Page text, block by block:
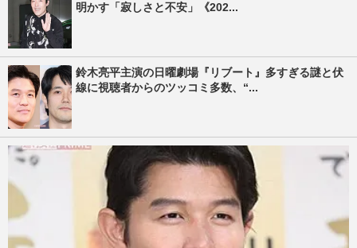
明かす「寂しさと不安」《202...
鈴木亮平主演の日曜劇場『リブート』多すぎる謎と伏
線に視聴者からのツッコミ多数、“...